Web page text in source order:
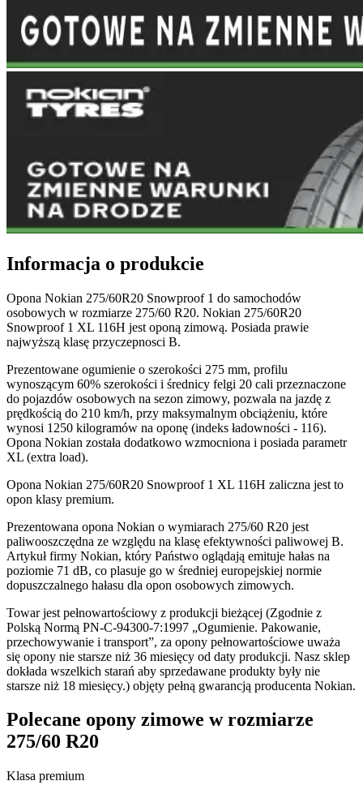
Informacja o produkcie
Opona Nokian 275/60R20 Snowproof 1 do samochodów
osobowych w rozmiarze 275/60 R20. Nokian 275/60R20
Snowproof 1 XL 116H jest oponą zimową. Posiada prawie
najwyższą klasę przyczepnosci B.
Prezentowane ogumienie o szerokości 275 mm, profilu
wynoszącym 60% szerokości i średnicy felgi 20 cali przeznaczone
do pojazdów osobowych na sezon zimowy, pozwala na jazdę z
prędkością do 210 km/h, przy maksymalnym obciążeniu, które
wynosi 1250 kilogramów na oponę (indeks ładowności - 116).
Opona Nokian została dodatkowo wzmocniona i posiada parametr
XL (extra load).
Opona Nokian 275/60R20 Snowproof 1 XL 116H zaliczna jest to
opon klasy premium.
Prezentowana opona Nokian o wymiarach 275/60 R20 jest
paliwooszczędna ze względu na klasę efektywności paliwowej B.
Artykuł firmy Nokian, który Państwo oglądają emituje hałas na
poziomie 71 dB, co plasuje go w średniej europejskiej normie
dopuszczalnego hałasu dla opon osobowych zimowych.
Towar jest pełnowartościowy z produkcji bieżącej (Zgodnie z
Polską Normą PN-C-94300-7:1997 „Ogumienie. Pakowanie,
przechowywanie i transport”, za opony pełnowartościowe uważa
się opony nie starsze niż 36 miesięcy od daty produkcji. Nasz sklep
dokłada wszelkich starań aby sprzedawane produkty były nie
starsze niż 18 miesięcy.) objęty pełną gwarancją producenta Nokian.
Polecane opony zimowe w rozmiarze
275/60 R20
Klasa premium